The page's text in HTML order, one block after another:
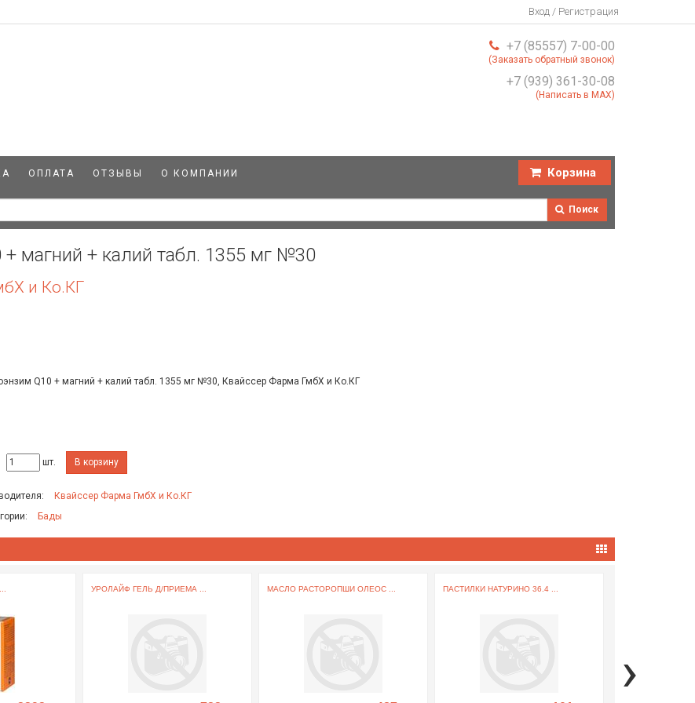
Вход / Регистрация
+7 (85557) 7-00-00
(Заказать обратный звонок)
+7 (939) 361-30-08
(Написать в MAX)
ОПЛАТА ОТЗЫВЫ О КОМПАНИИ Корзина
Поиск
магний + калий табл. 1355 мг №30
и Ко.КГ
Q10 + магний + калий табл. 1355 мг №30, Квайссер Фарма ГмбХ и Ко.КГ
шт. В корзину
Квайссер Фарма ГмбХ и Ко.КГ
Бады
УРОЛАЙФ ГЕЛЬ Д/ПРИЕМА ... МАСЛО РАСТОРОПШИ ОЛЕОС ... ПАСТИЛКИ НАТУРИНО 36.4 ...
›